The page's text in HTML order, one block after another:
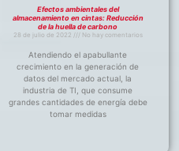
Efectos ambientales del
almacenamiento en cintas: Reducción
de la huella de carbono
28 de julio de 2022 No hay comentarios
Atendiendo el apabullante
crecimiento en la generación de
datos del mercado actual, la
industria de TI, que consume
grandes cantidades de energía debe
tomar medidas